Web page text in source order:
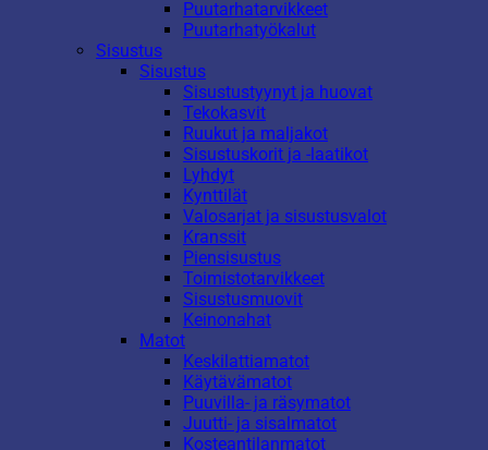
Puutarhatarvikkeet
Puutarhatyökalut
Sisustus
Sisustus
Sisustustyynyt ja huovat
Tekokasvit
Ruukut ja maljakot
Sisustuskorit ja -laatikot
Lyhdyt
Kynttilät
Valosarjat ja sisustusvalot
Kranssit
Piensisustus
Toimistotarvikkeet
Sisustusmuovit
Keinonahat
Matot
Keskilattiamatot
Käytävämatot
Puuvilla- ja räsymatot
Juutti- ja sisalmatot
Kosteantilanmatot